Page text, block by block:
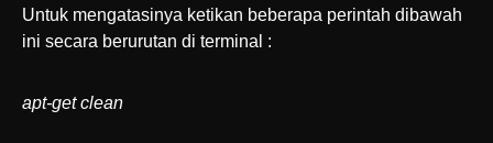
Untuk mengatasinya ketikan beberapa perintah dibawah
ini secara berurutan di terminal :
apt-get clean